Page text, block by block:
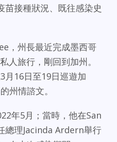
苗接種狀況、既往感染史
，州長最近完成墨西哥
旅行，剛回到加州。
月16日至19日巡遊加
州情諮文。
年5月；當時，他在San
總理Jacinda Ardern舉行